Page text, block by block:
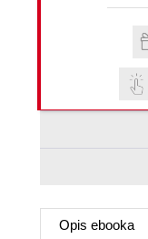
Opis ebooka